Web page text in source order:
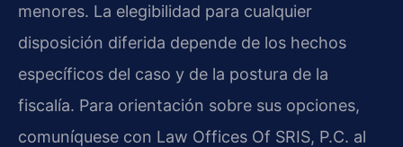
menores. La elegibilidad para cualquier
disposición diferida depende de los hechos
específicos del caso y de la postura de la
fiscalía. Para orientación sobre sus opciones,
comuníquese con Law Offices Of SRIS, P.C. al